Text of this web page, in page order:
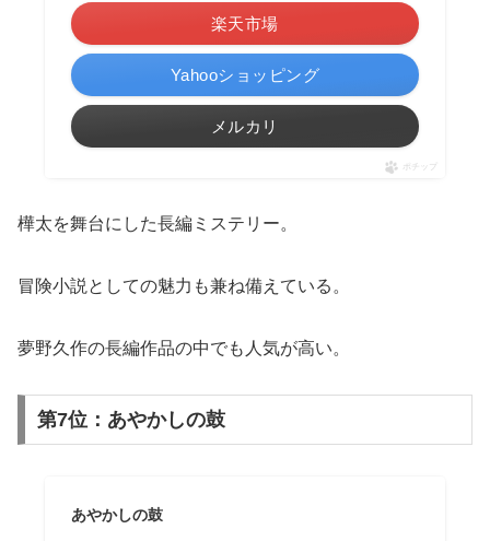
楽天市場
Yahooショッピング
メルカリ
ポチップ
樺太を舞台にした長編ミステリー。
冒険小説としての魅力も兼ね備えている。
夢野久作の長編作品の中でも人気が高い。
第7位：あやかしの鼓
あやかしの鼓